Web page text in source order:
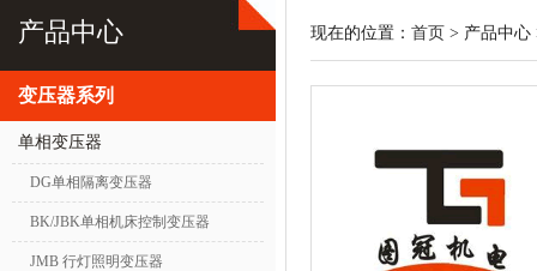
产品中心
变压器系列
单相变压器
DG单相隔离变压器
BK/JBK单相机床控制变压器
JMB 行灯照明变压器
现在的位置： 首页 > 产品中